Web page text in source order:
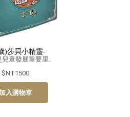
)莎貝小精靈-
兒童發展重要里..
$NT1500
加入購物車